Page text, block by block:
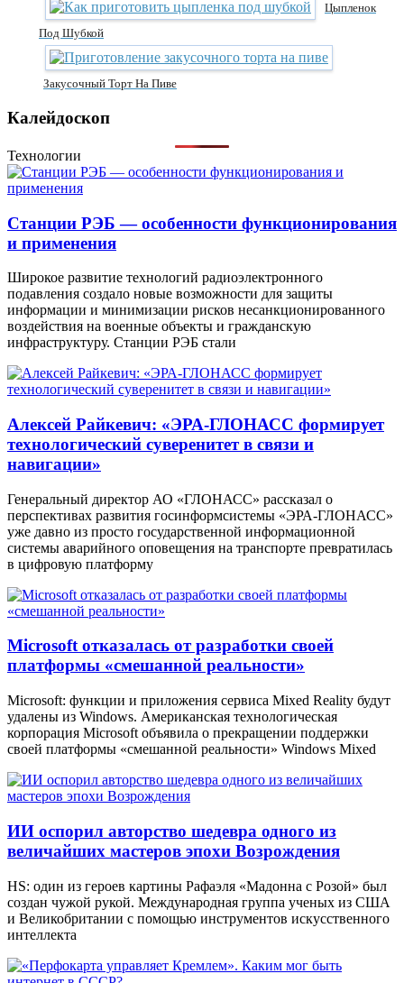
Цыпленок
Под Шубкой
Закусочный Торт На Пиве
Калейдоскоп
Технологии
Станции РЭБ — особенности функционирования
и применения
Широкое развитие технологий радиоэлектронного
подавления создало новые возможности для защиты
информации и минимизации рисков несанкционированного
воздействия на военные объекты и гражданскую
инфраструктуру. Станции РЭБ стали
Алексей Райкевич: «ЭРА-ГЛОНАСС формирует
технологический суверенитет в связи и
навигации»
Генеральный директор АО «ГЛОНАСС» рассказал о
перспективах развития госинформсистемы «ЭРА-ГЛОНАСС»
уже давно из просто государственной информационной
системы аварийного оповещения на транспорте превратилась
в цифровую платформу
Microsoft отказалась от разработки своей
платформы «смешанной реальности»
Microsoft: функции и приложения сервиса Mixed Reality будут
удалены из Windows. Американская технологическая
корпорация Microsoft объявила о прекращении поддержки
своей платформы «смешанной реальности» Windows Mixed
ИИ оспорил авторство шедевра одного из
величайших мастеров эпохи Возрождения
HS: один из героев картины Рафаэля «Мадонна с Розой» был
создан чужой рукой. Международная группа ученых из США
и Великобритании с помощью инструментов искусственного
интеллекта